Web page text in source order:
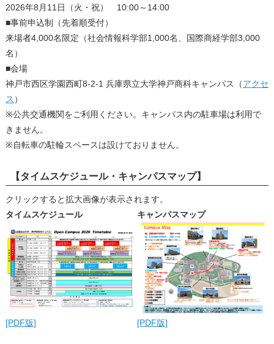
2026年8月11日（火・祝） 10:00～14:00
■事前申込制（先着順受付）
来場者4,000名限定（社会情報科学部1,000名、国際商経学部3,000
名）
■会場
神戸市西区学園西町8-2-1 兵庫県立大学神戸商科キャンパス（アクセ
ス ）
※公共交通機関をご利用ください。キャンパス内の駐車場は利用で
きません。
※自転車の駐輪スペースは設けておりません。
【タイムスケジュール・キャンパスマップ】
クリックすると拡大画像が表示されます。
タイムスケジュール
キャンパスマップ
[PDF版] [PDF版]